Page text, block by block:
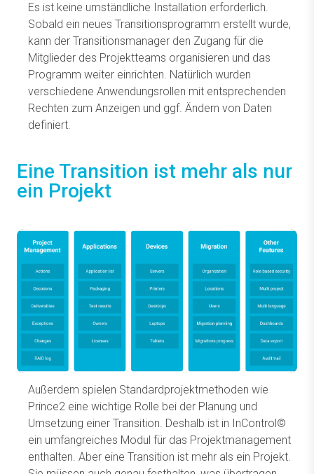
Es ist keine umständliche Installation erforderlich.
Sobald ein neues Transitionsprogramm erstellt wurde,
kann der Transitionsmanager den Zugang für die
Mitglieder des Projektteams organisieren und das
Programm weiter einrichten. Natürlich wurden
verschiedene Anwendungsrollen mit entsprechenden
Rechten zum Anzeigen und ggf. Ändern von Daten
definiert.
Eine Transition ist mehr als nur
ein Projekt
Außerdem spielen Standardprojektmethoden wie
Prince2 eine wichtige Rolle bei der Planung und
Umsetzung einer Transition. Deshalb ist in InControl©
ein umfangreiches Modul für das Projektmanagement
enthalten. Aber eine Transition ist mehr als ein Projekt.